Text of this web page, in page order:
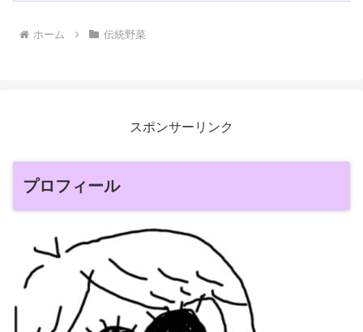
ホーム 伝統野菜
スポンサーリンク
プロフィール